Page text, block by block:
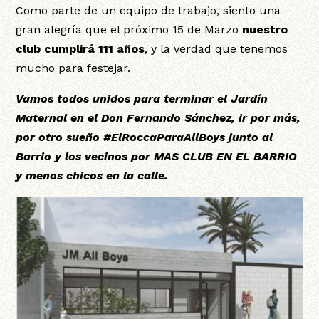
Como parte de un equipo de trabajo, siento una
gran alegría que el próximo 15 de Marzo nuestro
club cumplirá 111 años, y la verdad que tenemos
mucho para festejar.
Vamos todos unidos para terminar el Jardín
Maternal en el Don Fernando Sánchez, ir por más,
por otro sueño #ElRoccaParaAllBoys junto al
Barrio y los vecinos por MAS CLUB EN EL BARRIO
y menos chicos en la calle.